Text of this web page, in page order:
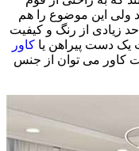
ولی این موضوع را هم
زیادی از رنگ و کیفیت
دست پیراهن یا کاور
کاور می توان از جنس